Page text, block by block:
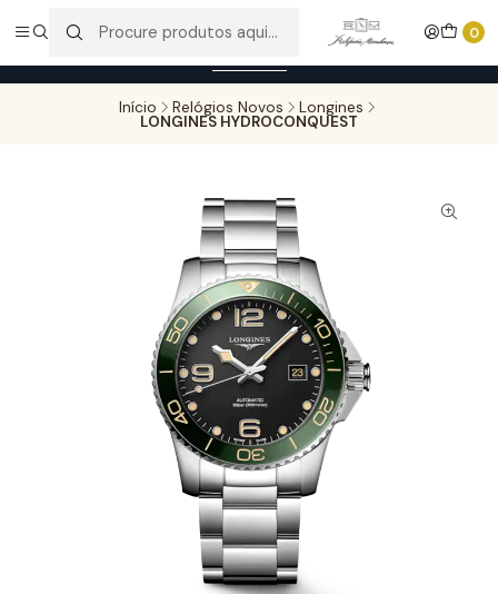
0
Entregas gratuitas para compras superiores a 100,00€ - Todas as
encomendas serão sujeitas a confirmação de stock.
Início Relógios Novos Longines
LONGINES HYDROCONQUEST